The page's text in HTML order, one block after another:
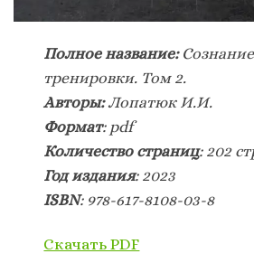
Полное название:
тренировки. Том 2.
Авторы:Лопатюк И.И.
Формат: pdf
Количество страниц: 202
Год издания: 2023
ISBN: 978-617-8108-03-8
Скачать PDF